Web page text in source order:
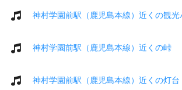
神村学園前駅（鹿児島本線）近くの観光
神村学園前駅（鹿児島本線）近くの峠
神村学園前駅（鹿児島本線）近くの灯台